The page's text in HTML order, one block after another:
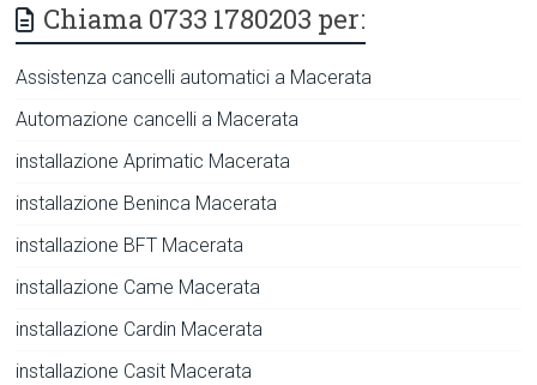
Chiama 0733 1780203 per:
Assistenza cancelli automatici a Macerata
Automazione cancelli a Macerata
installazione Aprimatic Macerata
installazione Beninca Macerata
installazione BFT Macerata
installazione Came Macerata
installazione Cardin Macerata
installazione Casit Macerata